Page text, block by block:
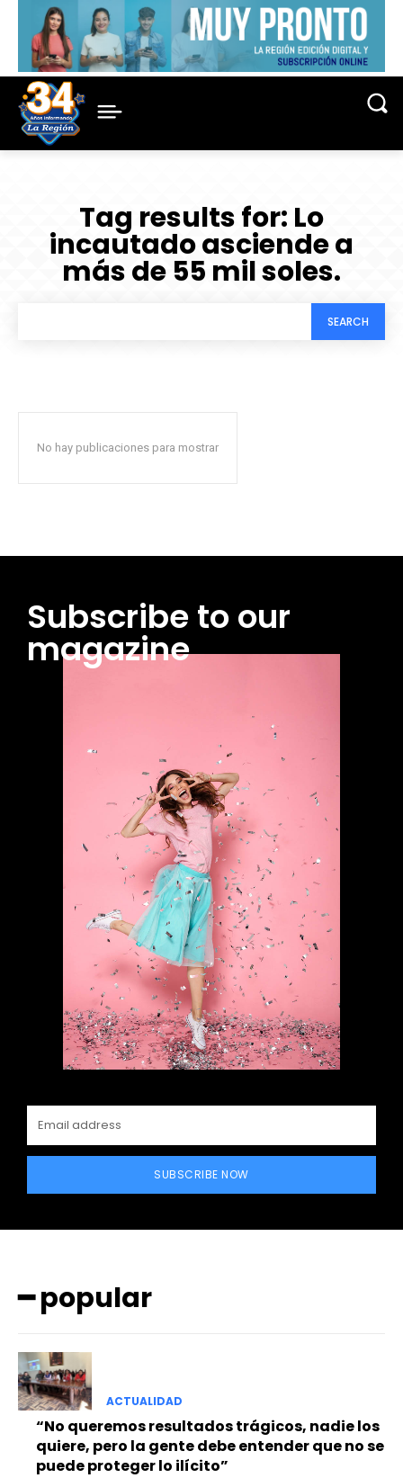
━ Planes
Tag results for: Lo
incautado asciende a
más de 55 mil soles.
SEARCH
No hay publicaciones para mostrar
Subscribe to our
magazine
SUBSCRIBE NOW
━ popular
ACTUALIDAD
“No queremos resultados trágicos, nadie los
quiere, pero la gente debe entender que no se
puede proteger lo ilícito”